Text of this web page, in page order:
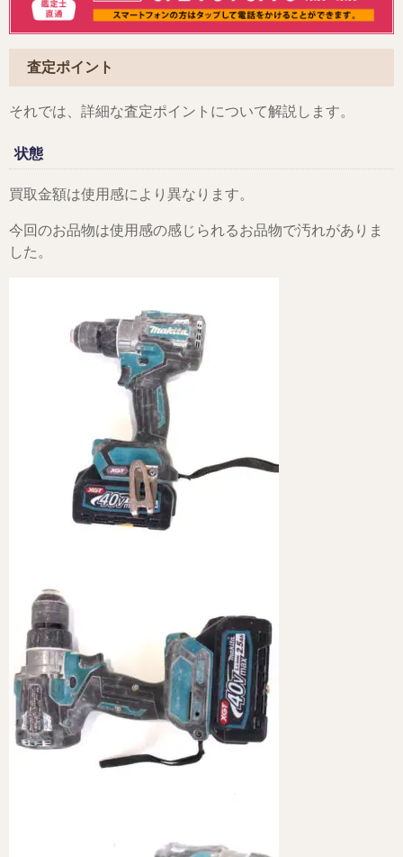
査定ポイント
それでは、詳細な査定ポイントについて解説します。
状態
買取金額は使用感により異なります。
今回のお品物は使用感の感じられるお品物で汚れがありま
した。